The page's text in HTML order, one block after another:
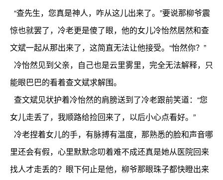
“查先生，您真是神人，咋从这儿出来了。”要说那柳爷震
惊也就罢了，冷老更是傻了眼，他的女儿冷怡然居然和查
文斌一起从那出来了，这简直无法让他接受。“怡然你？”
冷怡然见到父亲，自己也是云里雾里，完全无法解释，只
能眼巴巴的看着查文斌求解围。
查文斌见状护着冷怡然的肩膀送到了冷老跟前笑道：“您
女儿走丢了，我顺路给捡回来了，以后小心点看好。”
冷老捏着女儿的手，有脉搏有温度，那熟悉的脸和声音哪
里还会有假，心里默默念叨着难不成还真是她从医院回来
找人才走丢的？眼下何止是他，柳爷那眼珠子都快瞪出来